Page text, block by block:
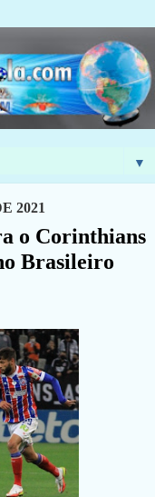
▼
2021
o Corinthians
Brasileiro